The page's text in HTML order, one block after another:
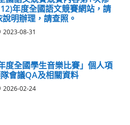
年度全國語文競賽網站，請
明辦理，請查照。
2023-08-31
度全國學生音樂比賽」個人項
會議QA及相關資料
2026-02-24